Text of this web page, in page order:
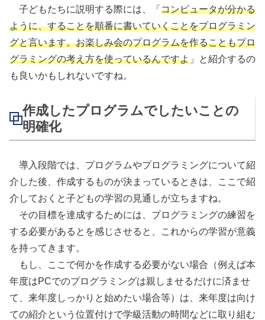
子どもたちに説明する際には、「 コンピュータが分かる
ように、することを順番に書いていくことをプログラミン
グと言います。お楽しみ会のプログラムを作ることもプロ
グラミングの考え方を使っているんですよ 」と紹介するの
も良いかもしれないですね。
作成したプログラムでしたいことの
明確化
導入段階では、プログラムやプログラミングについて紹
介した後、作成するものが決まっているときは、ここで紹
介しておくと子どもの学習の見通しが立ちますね。
その目標を達成するためには、プログラミングの練習を
する必要があるとを感じさせると、これからの学習が意義
を持ってきます。
もし、ここで何かを作成する必要がない場合（例えば本
年度はPCでのプログラミングは親しませるだけに済ませ
て、来年度しっかりと始めたい場合等）は、来年度は向け
ての紹介という位置付けで学級活動の時間などに取り組む